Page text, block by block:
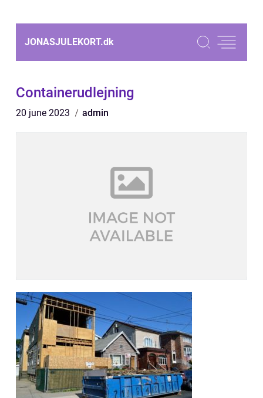
JONASJULEKORT.dk
Containerudlejning
20 june 2023 admin